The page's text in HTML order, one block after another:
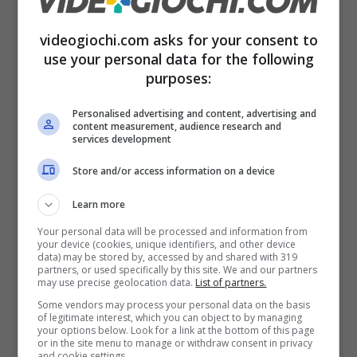
Instant Gaming in vena di
regali: come ricevere il gioco
preferito gratuitamente
La prima cosa da precisare è che non vi è la
sicurezza di vincere il videogame che
desiderate, ma c’è solo la possibilità di essere
estratti. Tuttavia partecipare al concorso è
semplice, richiede poco tempo ed è
totalmente gratuito. Per avere la possibilità di
vincere il titolo di vostro gradimento, infatti,
basterà creare un’account(qualora non lo
videogiochi.com asks for your consent to
use your personal data for the following
purposes:
Personalised advertising and content, advertising and
content measurement, audience research and
services development
Store and/or access information on a device
Learn more
Your personal data will be processed and information from
your device (cookies, unique identifiers, and other device
data) may be stored by, accessed by and shared with 319
partners, or used specifically by this site. We and our partners
may use precise geolocation data. List of partners.
Some vendors may process your personal data on the basis
of legitimate interest, which you can object to by managing
your options below. Look for a link at the bottom of this page
or in the site menu to manage or withdraw consent in privacy